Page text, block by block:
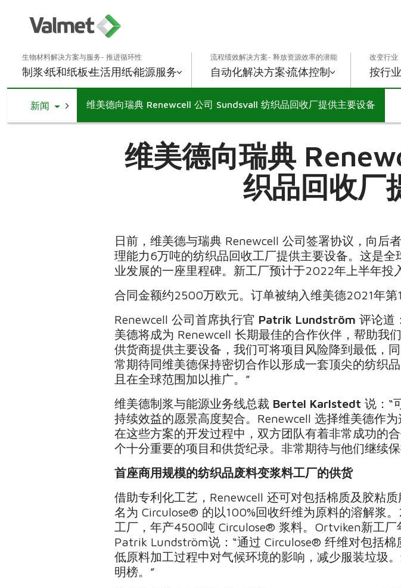
生物材料解决方案与服务- 推进循环性
制浆 纸和纸板 生活用纸能源服务
流程绩效解决方案- 释放资源效率的潜能
自动化解决方案流体控制
改变行业
按行
新闻 Toggle Dropdown
维美德向瑞典 Renewcell 公司 Sundsvall 纺织品回收厂提供主要设备
维美德向瑞典
织品回收厂
日前，维美德与瑞典 Renewcell 公司签署协议，向
理能力6万吨的纺织品回收工厂提供主要设备。这是
业发展的一座里程碑。新工厂预计于2022年上半年投
合同金额约2500万欧元。订单被纳入维美德2021年第
Renewcell 公司首席执行官 Patrik Lundström 评论道
美德将成为 Renewcell 长期最佳的合作伙伴，帮助我
供货商提供主要设备，我们可将项目风险降到最低，
常期待同维美德保持密切合作以形成一套顶尖的纺织
且在全球范围加以推广。”
维美德制浆与能源业务线总裁 Bertel Karlstedt 说：“
持续效益的愿景高度契合。Renewcell 选择维美德作
在这些方案的开发过程中，双方团队有着非常成功的
个十分重要的项目和供货纪录。非常期待与他们继续
首座商用规模的纺织品废料变浆料工厂的供货
借助专利化工艺，Renewcell 还可对包括棉质及胶粘
名为 Circulose® 的以100%回收纤维为原料的溶解浆
工厂，年产4500吨 Circulose® 浆料。Ortviken新工厂
Patrik Lundström说：“通过 Circulose® 纤维对包括
低原料加工过程中对气候环境的影响，减少服装垃圾
明榜。”